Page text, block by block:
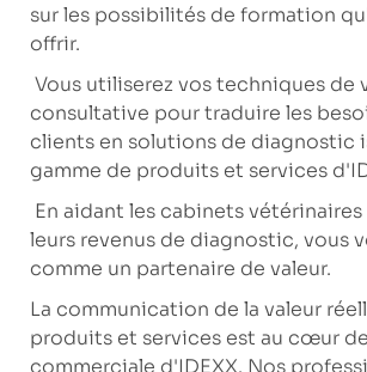
sur les possibilités de formation
offrir.
Vous utiliserez vos techniques de
consultative pour traduire les
clients en solutions de diagnostic
gamme de produits et services
En aidant les cabinets
leurs revenus de diagnostic, vous
comme un partenaire de valeur.
La communication de la valeur
produits et services est au cœur
commerciale d'IDEXX. Nos